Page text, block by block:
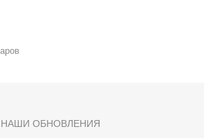
ОБНОВЛЕНИЯ